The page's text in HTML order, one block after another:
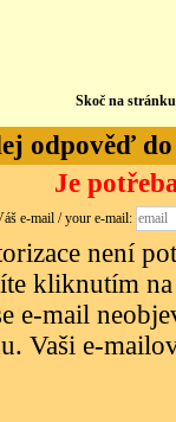
Skoč na
odpověď
Je
e-mail / your e-mail:
není
kliknutím na
e-mail
Vaši e-